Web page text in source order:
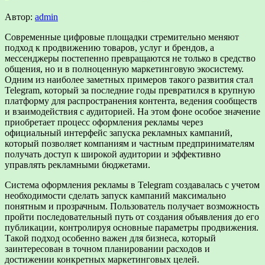
Автор: admin
Современные цифровые площадки стремительно меняют
подход к продвижению товаров, услуг и брендов, а
мессенджеры постепенно превращаются не только в средство
общения, но и в полноценную маркетинговую экосистему.
Одним из наиболее заметных примеров такого развития стал
Telegram, который за последние годы превратился в крупную
платформу для распространения контента, ведения сообществ
и взаимодействия с аудиторией. На этом фоне особое значение
приобретает процесс оформления рекламы через
официальный интерфейс запуска рекламных кампаний,
который позволяет компаниям и частным предпринимателям
получать доступ к широкой аудитории и эффективно
управлять рекламными бюджетами.
Система оформления рекламы в Telegram создавалась с учетом
необходимости сделать запуск кампаний максимально
понятным и прозрачным. Пользователь получает возможность
пройти последовательный путь от создания объявления до его
публикации, контролируя основные параметры продвижения.
Такой подход особенно важен для бизнеса, который
заинтересован в точном планировании расходов и
достижении конкретных маркетинговых целей.